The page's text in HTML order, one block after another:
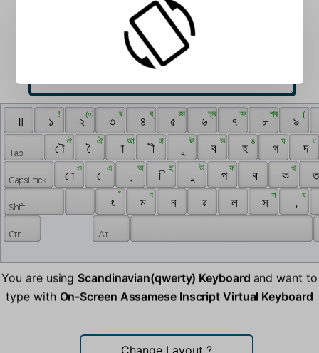
॥ ১
!
২
@
৩
্ৰ
৪
ৰ্
৫
জ্ঞ
৬
ত্ৰ
৭
ক্ষ
৮
শ্ৰ
৯
(
ৌ
ঔ
ৈ
ঐ
া
আ
ী
ঈ ঊ
ব
ভ
হ
ঙ
গ
ঘ
দ
ধ
ো
ও
ে
এ অ
ি
ই উ
প
ফ
ৰ ক
খ
ং
ঁ
ম
ণ
ন ৱ ল স
শ
,
ষ
You are using Scandinavian(qwerty) Keyboard and want to
type with On-Screen Assamese Inscript Virtual Keyboard
Change Layout ?